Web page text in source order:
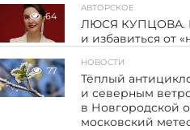
64
АВТОРСКОЕ
ЛЮСЯ КУПЦОВА.
и избавиться от
77
НОВОСТИ
Тёплый
и северным
в Новгородской
московский